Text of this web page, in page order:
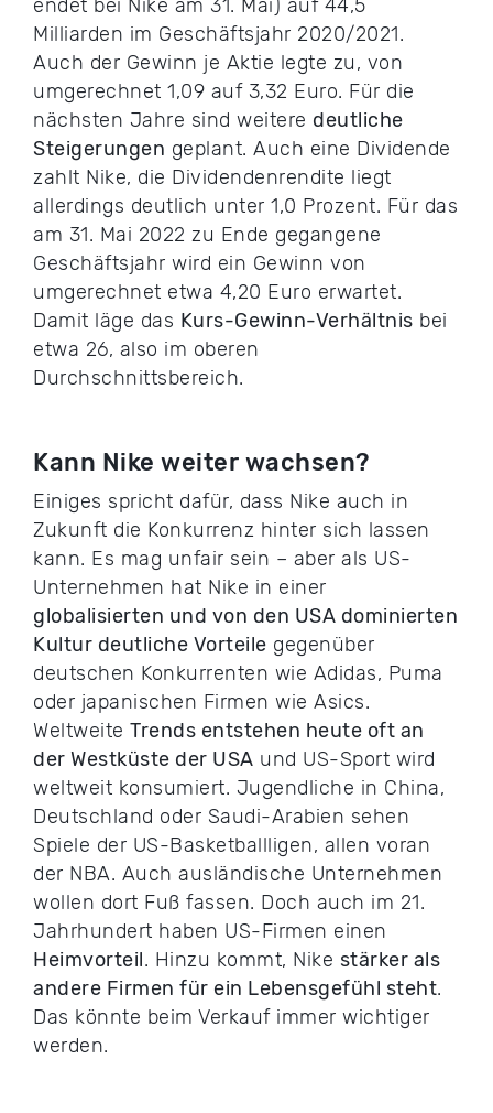
endet bei Nike am 31. Mai) auf 44,5
Milliarden im Geschäftsjahr 2020/2021.
Auch der Gewinn je Aktie legte zu, von
umgerechnet 1,09 auf 3,32 Euro. Für die
nächsten Jahre sind weitere deutliche
Steigerungen geplant. Auch eine Dividende
zahlt Nike, die Dividendenrendite liegt
allerdings deutlich unter 1,0 Prozent. Für das
am 31. Mai 2022 zu Ende gegangene
Geschäftsjahr wird ein Gewinn von
umgerechnet etwa 4,20 Euro erwartet.
Damit läge das Kurs-Gewinn-Verhältnis bei
etwa 26, also im oberen
Durchschnittsbereich.
Kann Nike weiter wachsen?
Einiges spricht dafür, dass Nike auch in
Zukunft die Konkurrenz hinter sich lassen
kann. Es mag unfair sein – aber als US-
Unternehmen hat Nike in einer
globalisierten und von den USA dominierten
Kultur deutliche Vorteile gegenüber
deutschen Konkurrenten wie Adidas, Puma
oder japanischen Firmen wie Asics.
Weltweite Trends entstehen heute oft an
der Westküste der USA und US-Sport wird
weltweit konsumiert. Jugendliche in China,
Deutschland oder Saudi-Arabien sehen
Spiele der US-Basketballligen, allen voran
der NBA. Auch ausländische Unternehmen
wollen dort Fuß fassen. Doch auch im 21.
Jahrhundert haben US-Firmen einen
Heimvorteil. Hinzu kommt, Nike stärker als
andere Firmen für ein Lebensgefühl steht.
Das könnte beim Verkauf immer wichtiger
werden.